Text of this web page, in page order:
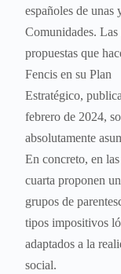
españoles de unas
Comunidades. Las
propuestas que
Fencis en su Plan
Estratégico,
febrero de 2024,
absolutamente
En concreto, en
cuarta proponen
grupos de
tipos impositivos
adaptados a la
social.